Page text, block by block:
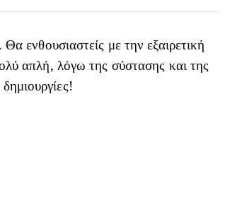
ενθουσιαστείς με την εξαιρετική
απλή, λόγω της σύστασης και της